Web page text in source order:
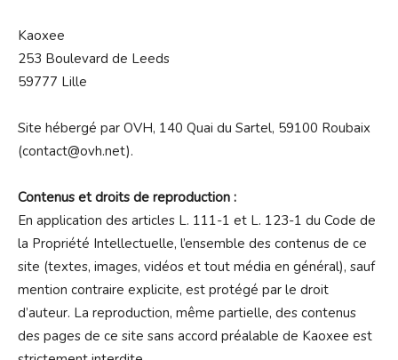
Kaoxee
253 Boulevard de Leeds
59777 Lille
Site hébergé par OVH, 140 Quai du Sartel, 59100 Roubaix
(contact@ovh.net).
Contenus et droits de reproduction :
En application des articles L. 111-1 et L. 123-1 du Code de
la Propriété Intellectuelle, l’ensemble des contenus de ce
site (textes, images, vidéos et tout média en général), sauf
mention contraire explicite, est protégé par le droit
d’auteur. La reproduction, même partielle, des contenus
des pages de ce site sans accord préalable de Kaoxee est